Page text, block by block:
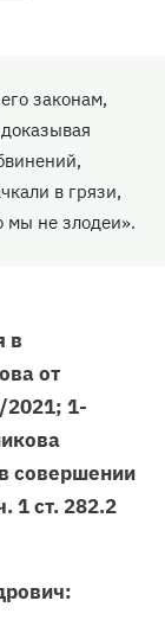
законам,
в грязи,
мы не злодеи».
в
от
2021; 1-
совершении
1 ст. 282.2